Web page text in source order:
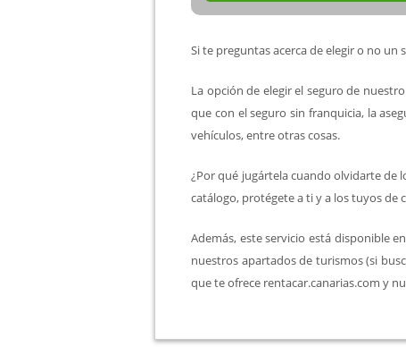
Si te preguntas acerca de elegir o no un
La opción de elegir el seguro de
que con el seguro sin franquicia, la
vehículos, entre otras cosas.
¿Por qué jugártela cuando olvidarte de
catálogo, protégete a ti y a los tuyos de
Además, este servicio está disponible
nuestros apartados de turismos (si
que te ofrece rentacar.canarias.com y